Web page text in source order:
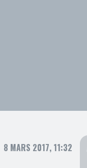
8 MARS 2017, 11:32